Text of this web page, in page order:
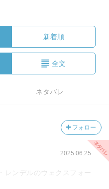
新着順
全文
ネタバレ
フォロー
2025.06.25
レンデルのウェクスフォー